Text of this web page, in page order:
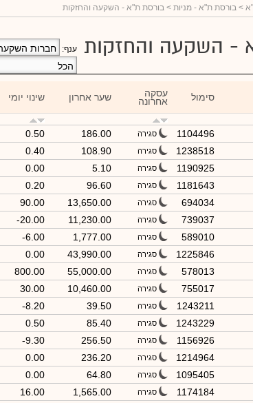
> בורסת ת"א - מניות > בורסת ת"א - השקעה והחזקות
- השקעה והחזקות ענף:
סימול עסקה
אחרונה שער אחרון שינוי יומי
1104496 סגירה 186.00
0.50
1238518 סגירה 108.90
0.40
1190925 סגירה 5.10
0.00
1181643 סגירה 96.60
0.20
694034 סגירה 13,650.00
90.00
739037 סגירה 11,230.00
-20.00
589010 סגירה 1,777.00
-6.00
1225846 סגירה 43,990.00
0.00
578013 סגירה 55,000.00
800.00
755017 סגירה 10,460.00
30.00
1243211 סגירה 39.50
-8.20
1243229 סגירה 85.40
0.50
1156926 סגירה 256.50
-9.30
1214964 סגירה 236.20
0.00
1095405 סגירה 64.80
0.00
1174184 סגירה 1,565.00
16.00